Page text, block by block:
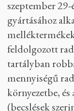
apróságokkal,
megfelelő
létesítmény
hulladékkal
az iszapból
a környéken a